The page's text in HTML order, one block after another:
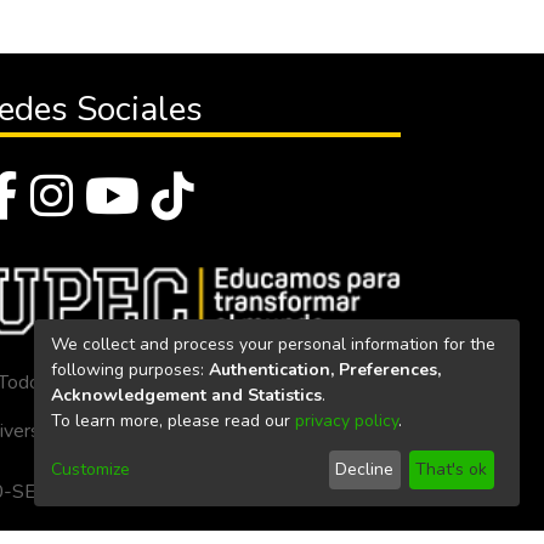
Sociales
los derechos reservados 2023
Politécnica Estatal del Carchi
SE-33-CACES-2020
We collect and process your personal information for the
following purposes: Authentication, Preferences,
Acknowledgement and Statistics.
To learn more, please read our privacy policy.
Customize Decline That's ok